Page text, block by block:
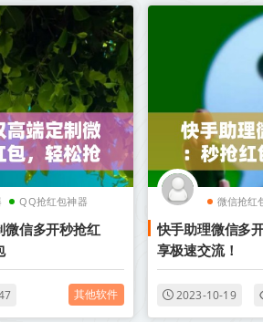
QQ抢红包神器
微信多开秒抢红
其他软件
微信抢红
快手助理微信多
享极速交流！
2023-10-19